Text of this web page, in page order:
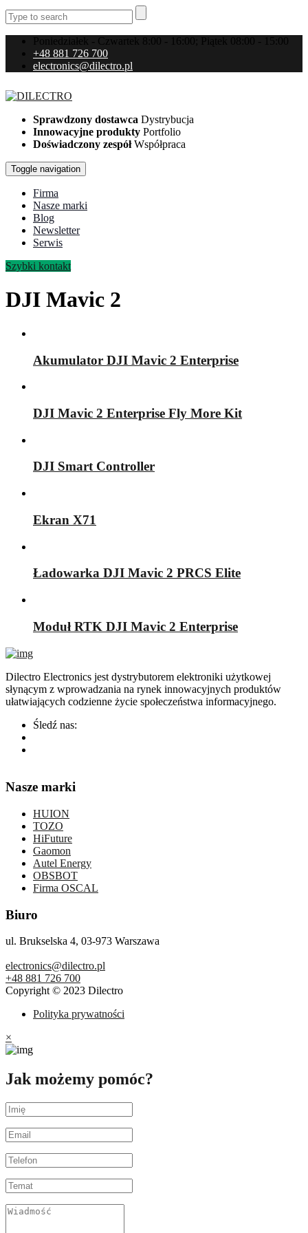
Poniedziałek - Czwartek 8:00 - 16:00; Piątek 08:00 - 15:00
+48 881 726 700
electronics@dilectro.pl
Sprawdzony dostawca Dystrybucja
Innowacyjne produkty Portfolio
Doświadczony zespół Współpraca
Toggle navigation
Firma
Nasze marki
Blog
Newsletter
Serwis
Szybki kontakt
DJI Mavic 2
Akumulator DJI Mavic 2 Enterprise
DJI Mavic 2 Enterprise Fly More Kit
DJI Smart Controller
Ekran X71
Ładowarka DJI Mavic 2 PRCS Elite
Moduł RTK DJI Mavic 2 Enterprise
Dilectro Electronics jest dystrybutorem elektroniki użytkowej
słynącym z wprowadzania na rynek innowacyjnych produktów
ułatwiających codzienne życie społeczeństwa informacyjnego.
Śledź nas:
Nasze marki
HUION
TOZO
HiFuture
Gaomon
Autel Energy
OBSBOT
Firma OSCAL
Biuro
ul. Brukselska 4, 03-973 Warszawa
electronics@dilectro.pl
+48 881 726 700
Copyright © 2023 Dilectro
Polityka prywatności
×
Jak możemy pomóc?